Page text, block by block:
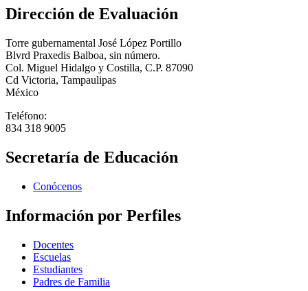
Dirección de Evaluación
Torre gubernamental José López Portillo
Blvrd Praxedis Balboa, sin número.
Col. Miguel Hidalgo y Costilla, C.P. 87090
Cd Victoria, Tampaulipas
México
Teléfono:
834 318 9005
Secretaría de Educación
Conócenos
Información por Perfiles
Docentes
Escuelas
Estudiantes
Padres de Familia